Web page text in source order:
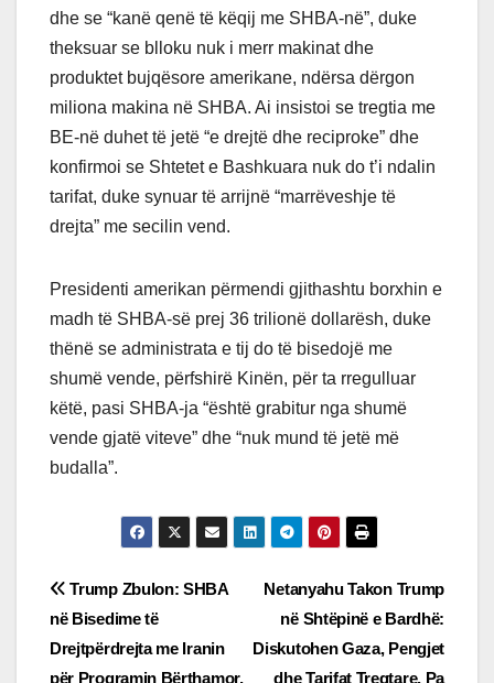
dhe se “kanë qenë të këqij me SHBA-në”, duke
theksuar se blloku nuk i merr makinat dhe
produktet bujqësore amerikane, ndërsa dërgon
miliona makina në SHBA. Ai insistoi se tregtia me
BE-në duhet të jetë “e drejtë dhe reciproke” dhe
konfirmoi se Shtetet e Bashkuara nuk do t’i ndalin
tarifat, duke synuar të arrijnë “marrëveshje të
drejta” me secilin vend.
Presidenti amerikan përmendi gjithashtu borxhin e
madh të SHBA-së prej 36 trilionë dollarësh, duke
thënë se administrata e tij do të bisedojë me
shumë vende, përfshirë Kinën, për ta rregulluar
këtë, pasi SHBA-ja “është grabitur nga shumë
vende gjatë viteve” dhe “nuk mund të jetë më
budalla”.
Post
navigation
Netanyahu Takon Trump
në Shtëpinë e Bardhë:
Diskutohen Gaza, Pengjet
dhe Tarifat Tregtare, Pa
Trump Zbulon: SHBA
në Bisedime të
Drejtpërdrejta me Iranin
për Programin Bërthamor,